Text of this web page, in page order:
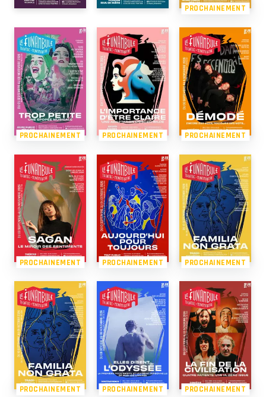
PROCHAINEMENT
PROCHAINEMENT PROCHAINEMENT PROCHAINEMENT
PROCHAINEMENT PROCHAINEMENT PROCHAINEMENT
PROCHAINEMENT PROCHAINEMENT PROCHAINEMENT